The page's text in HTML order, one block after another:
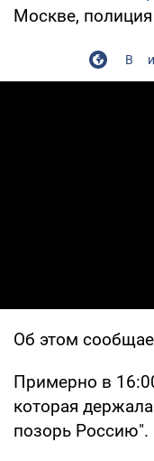
Москве,
Об этом
Примерно в
которая
позорь Россию".